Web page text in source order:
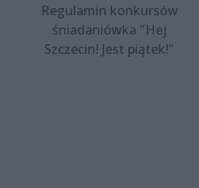
Regulamin konkursów
śniadaniówka "Hej
Szczecin! Jest piątek!"